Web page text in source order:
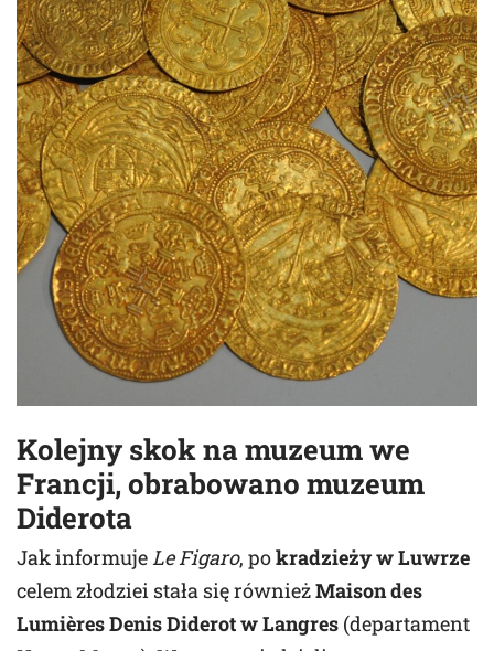
Kolejny skok na muzeum we
Francji, obrabowano muzeum
Diderota
Jak informujeLe Figaro, pokradzieży w Luwrze
celem złodziei stała się równieżMaison des
Lumières Denis Diderot w Langres (departament